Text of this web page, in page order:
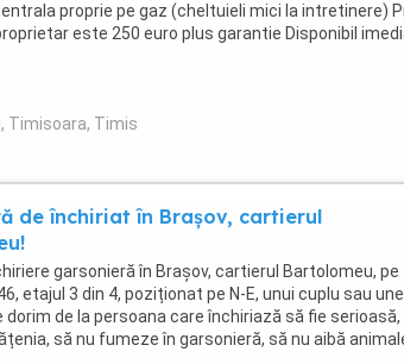
proprie pe gaz (cheltuieli mici la intretinere)
este 250 euro plus garantie Disponibil
Timisoara, Timis
de închiriat în Brașov, cartierul
garsonieră în Brașov, cartierul Bartolomeu, pe
etajul 3 din 4, poziționat pe N-E, unui cuplu sau
dorim de la persoana care închiriază să fie serioasă,
să nu fumeze în garsonieră, să nu aibă